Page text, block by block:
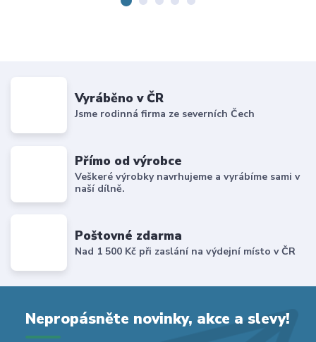
Vyráběno v ČR
Jsme rodinná firma ze severních Čech
Přímo od výrobce
Veškeré výrobky navrhujeme a vyrábíme sami v
naší dílně.
Poštovné zdarma
Nad 1 500 Kč při zaslání na výdejní místo v ČR
Nepropásněte novinky, akce a slevy!